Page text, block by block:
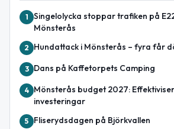
1
Singelolycka stoppar trafiken på
Mönsterås
2 Hundattack i Mönsterås – fyra får
3 Dans på Kaffetorpets Camping
4
Mönsterås budget 2027:
investeringar
5 Fliserydsdagen på Björkvallen